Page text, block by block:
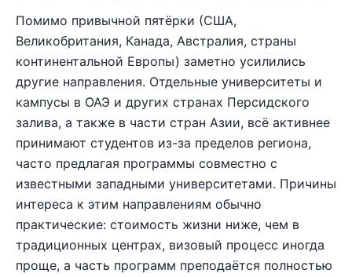
Помимо привычной пятёрки (США,
Великобритания, Канада, Австралия, страны
континентальной Европы) заметно усилились
другие направления. Отдельные университеты и
кампусы в ОАЭ и других странах Персидского
залива, а также в части стран Азии, всё активнее
принимают студентов из-за пределов региона,
часто предлагая программы совместно с
известными западными университетами. Причины
интереса к этим направлениям обычно
практические: стоимость жизни ниже, чем в
традиционных центрах, визовый процесс иногда
проще, а часть программ преподаётся полностью